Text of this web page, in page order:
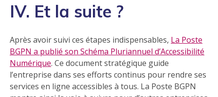
IV. Et la suite ?
Après avoir suivi ces étapes indispensables, La Poste
BGPN a publié son Schéma Pluriannuel d’Accessibilité
Numérique. Ce document stratégique guide
l’entreprise dans ses efforts continus pour rendre ses
services en ligne accessibles à tous. La Poste BGPN